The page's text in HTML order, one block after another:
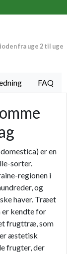
fra uge 2 til uge
FAQ
er en
sorter.
regionen i
og
haver. Træet
er kendte for
frugttræ, som
æstetisk
frugter, der